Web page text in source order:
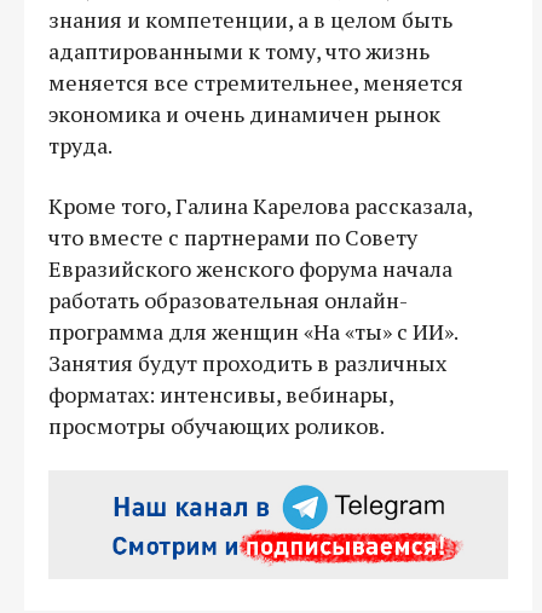
знания и компетенции, а в целом быть
адаптированными к тому, что жизнь
меняется все стремительнее, меняется
экономика и очень динамичен рынок
труда.
Кроме того, Галина Карелова рассказала,
что вместе с партнерами по Совету
Евразийского женского форума начала
работать образовательная онлайн-
программа для женщин «На «ты» с ИИ».
Занятия будут проходить в различных
форматах: интенсивы, вебинары,
просмотры обучающих роликов.